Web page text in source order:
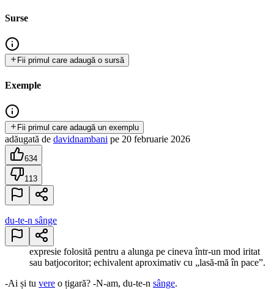
Surse
Fii primul care adaugă o sursă
Exemple
Fii primul care adaugă un exemplu
adăugată de davidnambani pe 20 februarie 2026
634
113
du-te-n sânge
expresie folosită pentru a alunga pe cineva într-un mod iritat
sau batjocoritor; echivalent aproximativ cu „lasă-mă în pace”.
-Ai și tu vere o țigară? -N-am, du-te-n sânge.